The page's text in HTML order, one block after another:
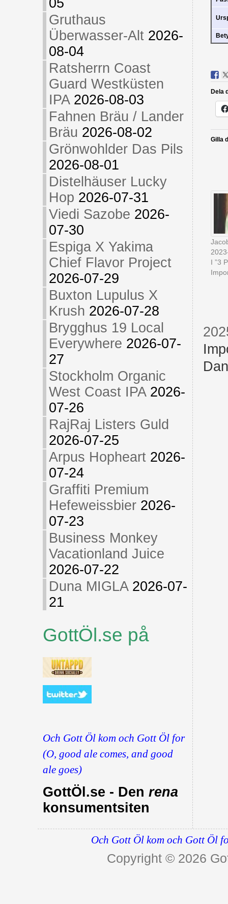
05
Gruthaus
Überwasser-Alt 2026-
08-04
Ratsherrn Coast
Guard Westküsten
IPA 2026-08-03
Fahnen Bräu / Lander
Bräu 2026-08-02
Grönwohlder Das Pils
2026-08-01
Distelhäuser Lucky
Hop 2026-07-31
Viedi Sazobe 2026-
07-30
Espiga X Yakima
Chief Flavor Project
2026-07-29
Buxton Lupulus X
Krush 2026-07-28
Brygghus 19 Local
Everywhere 2026-07-
27
Stockholm Organic
West Coast IPA 2026-
07-26
RajRaj Listers Guld
2026-07-25
Arpus Hopheart 2026-
07-24
Graffiti Premium
Hefeweissbier 2026-
07-23
Business Monkey
Vacationland Juice
2026-07-22
Duna MIGLA 2026-07-
21
GottÖl.se på
Och Gott Öl kom och Gott Öl for
(O, good ale comes, and good
ale goes)
GottÖl.se - Den rena
konsumentsiten
Dela
Gilla
I ”3
Och Gott Öl kom och Gott Öl
Copyright © 2026